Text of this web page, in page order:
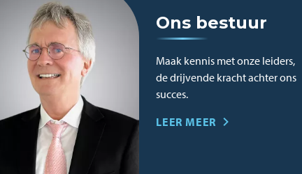
Ons bestuur
Maak kennis met onze leiders,
de drijvende kracht achter ons
succes.
LEER MEER